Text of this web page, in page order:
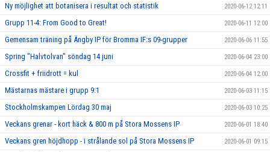
Ny möjlighet att botanisera i resultat och statistik 2020-06-12 12:11
Grupp 11-4: From Good to Great! 2020-06-11 12:00
Gemensam träning på Ängby IP för Bromma IF:s 09-grupper 2020-06-06 11:55
Spring "Halvtolvan" söndag 14 juni 2020-06-04 23:00
Crossfit + friidrott = kul 2020-06-04 12:00
Mästarnas mästare i grupp 9:1 2020-06-03 11:15
Stockholmskampen Lördag 30 maj 2020-06-03 10:25
Veckans grenar - kort häck & 800 m på Stora Mossens IP 2020-06-01 18:40
Veckans gren höjdhopp - i strålande sol på Stora Mossens IP 2020-06-01 09:15